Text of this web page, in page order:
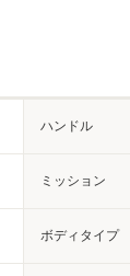
ハンドル
ミッション
ボディタイプ